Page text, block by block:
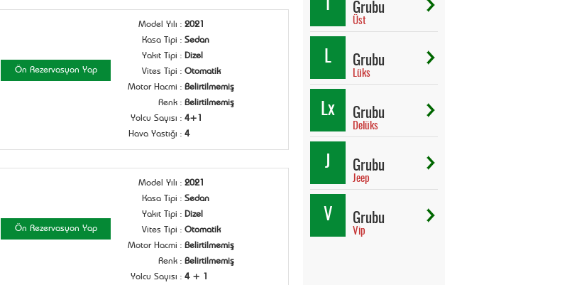
Ön Rezervasyon Yap
Model Yılı : 2021
Kasa Tipi : Sedan
Yakıt Tipi : Dizel
Vites Tipi : Otomatik
Motor Hacmi : Belirtilmemiş
Renk : Belirtilmemiş
Yolcu Sayısı : 4+1
Hava Yastığı : 4
Ön Rezervasyon Yap
Model Yılı : 2021
Kasa Tipi : Sedan
Yakıt Tipi : Dizel
Vites Tipi : Otomatik
Motor Hacmi : Belirtilmemiş
Renk : Belirtilmemiş
Yolcu Sayısı : 4 + 1
Grubu
Üst
L Grubu
Lüks
Lx Grubu
Delüks
J Grubu
Jeep
V Grubu
Vip